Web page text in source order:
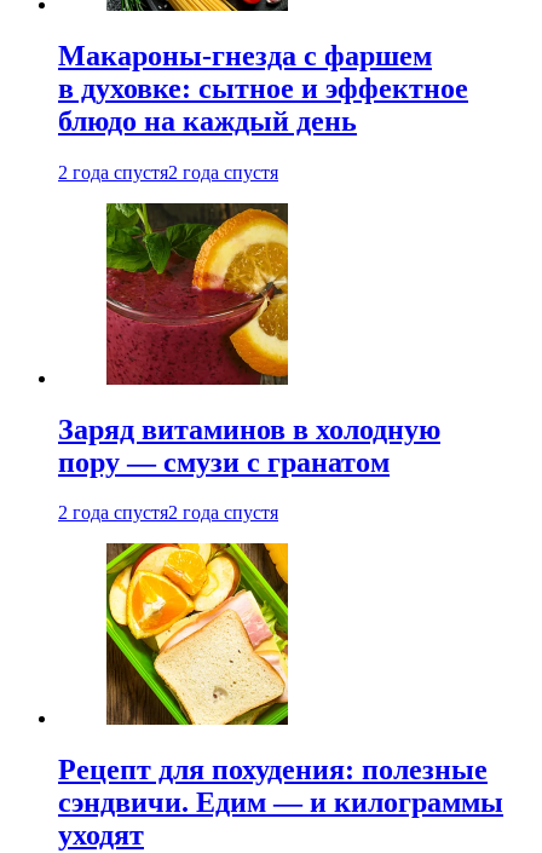
Макароны-гнезда с фаршем
в духовке: сытное и эффектное
блюдо на каждый день
2 года спустя2 года спустя
Заряд витаминов в холодную
пору — смузи с гранатом
2 года спустя2 года спустя
Рецепт для похудения: полезные
сэндвичи. Едим — и килограммы
уходят